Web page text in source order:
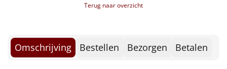
Alle artikelen
Terug naar overzicht
Omschrijving Bestellen Bezorgen Betalen